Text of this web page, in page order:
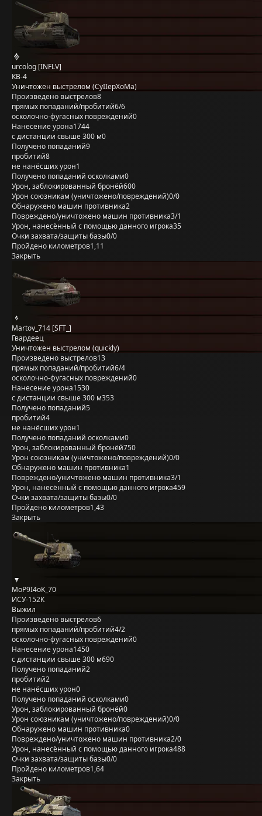
urcolog [INFLV]
КВ-4
Уничтожен выстрелом (CyIIepXoMa)
Произведено выстрелов8
прямых попаданий/пробитий6/6
осколочно-фугасных повреждений0
Нанесение урона1744
с дистанции свыше 300 м0
Получено попаданий9
пробитий8
не нанёсших урон1
Получено попаданий осколками0
Урон, заблокированный бронёй600
Урон союзникам (уничтожено/повреждений)0/0
Обнаружено машин противника2
Повреждено/уничтожено машин противника3/1
Урон, нанесённый с помощью данного игрока35
Очки захвата/защиты базы0/0
Пройдено километров1,11
Закрыть
Martov_714 [SFT_]
Гвардеец
Уничтожен выстрелом (quickly)
Произведено выстрелов13
прямых попаданий/пробитий6/4
осколочно-фугасных повреждений0
Нанесение урона1530
с дистанции свыше 300 м353
Получено попаданий5
пробитий4
не нанёсших урон1
Получено попаданий осколками0
Урон, заблокированный бронёй750
Урон союзникам (уничтожено/повреждений)0/0
Обнаружено машин противника1
Повреждено/уничтожено машин противника3/1
Урон, нанесённый с помощью данного игрока459
Очки захвата/защиты базы0/0
Пройдено километров1,43
Закрыть
MoP9I4oK_70
ИСУ-152К
Выжил
Произведено выстрелов6
прямых попаданий/пробитий4/2
осколочно-фугасных повреждений0
Нанесение урона1450
с дистанции свыше 300 м690
Получено попаданий2
пробитий2
не нанёсших урон0
Получено попаданий осколками0
Урон, заблокированный бронёй0
Урон союзникам (уничтожено/повреждений)0/0
Обнаружено машин противника0
Повреждено/уничтожено машин противника2/0
Урон, нанесённый с помощью данного игрока488
Очки захвата/защиты базы0/0
Пройдено километров1,64
Закрыть